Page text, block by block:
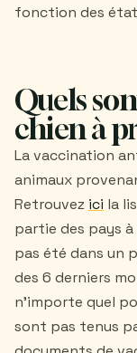
fonction des
Quels
chien à
La vaccination
animaux
Retrouvez ici la
partie des pays
pas été dans un
des 6 derniers
n'importe quel
sont pas tenus